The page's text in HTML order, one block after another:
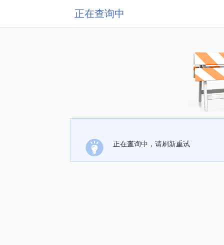
正在查询中
正在查询中，请刷新重试